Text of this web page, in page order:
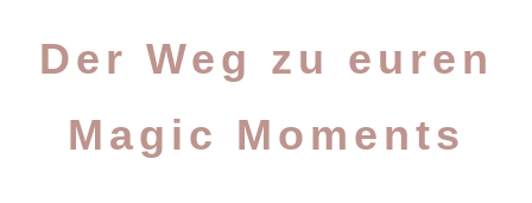
Der Weg zu euren
Magic Moments